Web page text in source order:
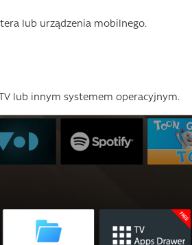
lub urządzenia mobilnego.
lub innym systemem operacyjnym.